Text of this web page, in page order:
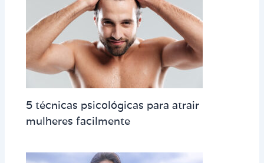
5 técnicas psicológicas para atrair
mulheres facilmente